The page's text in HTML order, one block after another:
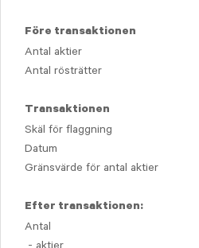
Före transaktionen
Antal aktier
Antal rösträtter
Transaktionen
Skäl för flaggning
Datum
Gränsvärde för antal aktier
Efter transaktionen:
Antal